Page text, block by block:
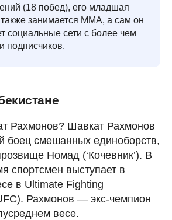
(18 побед), его младшая
занимается ММА, а сам он
социальные сети с более чем
подписчиков.
Рахмонов? Шавкат Рахмонов
боец смешанных единоборств,
Номад (‘Кочевник’). В
спортсмен выступает в
в Ultimate Fighting
Рахмонов — экс-чемпион
весе.